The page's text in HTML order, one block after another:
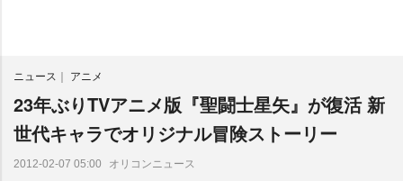
ニュース アニメ
23年ぶりTVアニメ版『聖闘士星矢』が復活 新
世代キャラでオリジナル冒険ストーリー
2012-02-07 05:00 オリコンニュース